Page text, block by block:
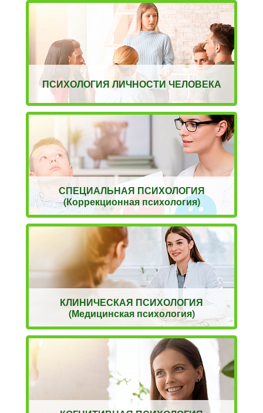
ПСИХОЛОГИЯ ЛИЧНОСТИ ЧЕЛОВЕКА
СПЕЦИАЛЬНАЯ ПСИХОЛОГИЯ
(Коррекционная психология)
КЛИНИЧЕСКАЯ ПСИХОЛОГИЯ
(Медицинская психология)